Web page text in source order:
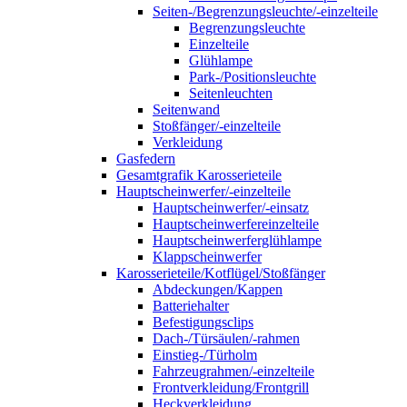
Seiten-/Begrenzungsleuchte/-einzelteile
Begrenzungsleuchte
Einzelteile
Glühlampe
Park-/Positionsleuchte
Seitenleuchten
Seitenwand
Stoßfänger/-einzelteile
Verkleidung
Gasfedern
Gesamtgrafik Karosserieteile
Hauptscheinwerfer/-einzelteile
Hauptscheinwerfer/-einsatz
Hauptscheinwerfereinzelteile
Hauptscheinwerferglühlampe
Klappscheinwerfer
Karosserieteile/Kotflügel/Stoßfänger
Abdeckungen/Kappen
Batteriehalter
Befestigungsclips
Dach-/Türsäulen/-rahmen
Einstieg-/Türholm
Fahrzeugrahmen/-einzelteile
Frontverkleidung/Frontgrill
Heckverkleidung